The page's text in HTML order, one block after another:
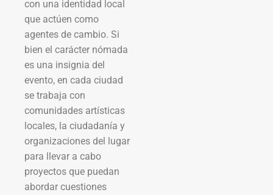
con una identidad local
que actúen como
agentes de cambio. Si
bien el carácter nómada
es una insignia del
evento, en cada ciudad
se trabaja con
comunidades artísticas
locales, la ciudadanía y
organizaciones del lugar
para llevar a cabo
proyectos que puedan
abordar cuestiones